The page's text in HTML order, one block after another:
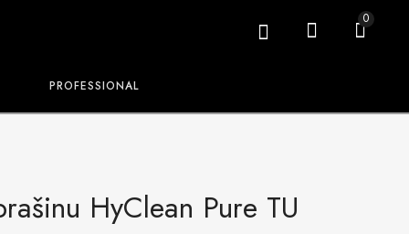
0
PROFESSIONAL
HyClean Pure TU